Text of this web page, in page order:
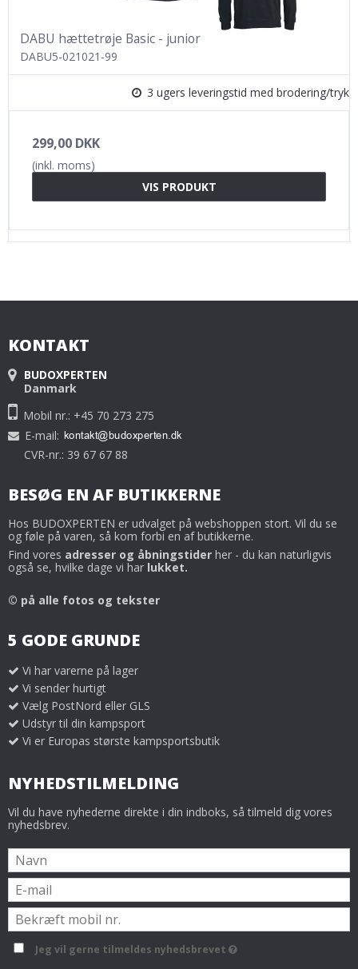
DABU hættetrøje Basic - junior
DABU5-021021-99
3 ugers leveringstid med brodering/tryk
299,00 DKK
(inkl. moms)
VIS PRODUKT
KONTAKT
BUDOXPERTEN
Danmark
Mobil nr.: +45 70 273 275
E-mail:
CVR-nr.: 39 67 67 88
BESØG EN AF BUTIKKERNE
Hos BUDOXPERTEN er udvalget på webshoppen stort. Vil du se
og føle på varen, så kom forbi en af butikkerne.
Find vores adresser og åbningstider her - du kan naturligvis
også se, hvilke dage vi har lukket.
© på alle fotos og tekster
5 GODE GRUNDE
Vi har varerne på lager
Vi sender hurtigt
Vælg PostNord eller GLS
Udstyr til din kampsport
Vi er Europas største kampsportsbutik
NYHEDSTILMELDING
Vil du have nyhederne direkte i din indboks, så tilmeld dig vores
nyhedsbrev.
Jeg vil gerne tilmeldes nyhedsbrevet